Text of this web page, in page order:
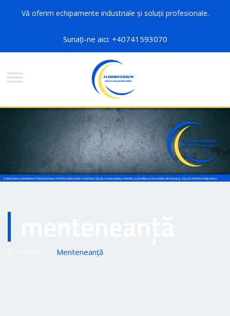
Vă oferim echipamente industriale și soluții profesionale.
Sunați-ne aici: +40741593070
Menteneanță